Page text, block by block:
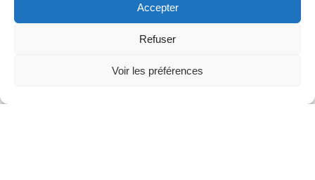
Accepter
Refuser
Voir les préférences
Partner